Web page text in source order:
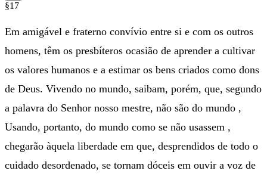
§17
Em amigável e fraterno convívio entre si e com os outros
homens, têm os presbíteros ocasião de aprender a cultivar
os valores humanos e a estimar os bens criados como dons
de Deus. Vivendo no mundo, saibam, porém, que, segundo
a palavra do Senhor nosso mestre, não são do mundo ,
Usando, portanto, do mundo como se não usassem ,
chegarão àquela liberdade em que, desprendidos de todo o
cuidado desordenado, se tornam dóceis em ouvir a voz de